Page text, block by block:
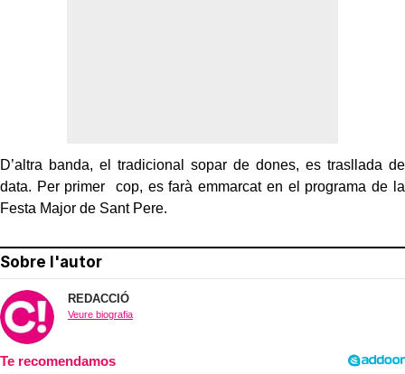
D’altra banda, el tradicional sopar de dones, es trasllada de
data. Per primer cop, es farà emmarcat en el programa de la
Festa Major de Sant Pere.
Sobre l'autor
REDACCIÓ
Veure biografia